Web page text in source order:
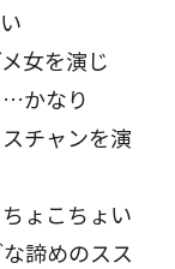
女を演じ
かなり
チャンを演
ょこちょい
諦めのスス